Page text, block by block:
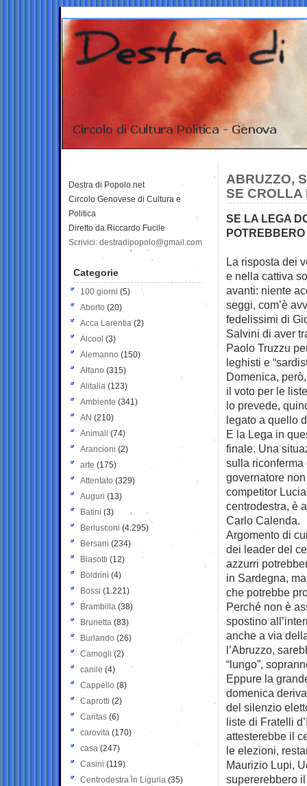
ABRUZZO,
SE CROLLA
SE LA LEGA
POTREBBERO
La risposta dei
e nella cattiva
avanti: niente
seggi, com’è
fedelissimi di
Salvini di aver
Paolo Truzzu
leghisti e
Domenica,
il voto per le
lo prevede,
legato a quello
E la Lega in
finale. Una
sulla
governatore
competitor
centrodestra, è
Carlo Calenda.
Argomento di
dei leader del
azzurri
in Sardegna,
che potrebbe
Perché non è
spostino
anche a via
l’Abruzzo,
“lungo”,
Eppure la
domenica
del silenzio
liste di Fratelli
attesterebbe il
le elezioni,
Maurizio Lupi,
supererebbero
Destra di Popolo.net
Circolo Genovese di Cultura e
Politica
Diretto da Riccardo Fucile
Scrivici: destradipopolo@gmail.com
Categorie
100 giorni (5)
Aborto (20)
Acca Larentia (2)
Alcool (3)
Alemanno (150)
Alfano (315)
Alitalia (123)
Ambiente (341)
AN (210)
Animali (74)
Arancioni (2)
arte (175)
Attentato (329)
Auguri (13)
Batini (3)
Berlusconi (4.295)
Bersani (234)
Biasotti (12)
Boldrini (4)
Bossi (1.221)
Brambilla (38)
Brunetta (83)
Burlando (26)
Camogli (2)
canile (4)
Cappello (8)
Caprotti (2)
Caritas (6)
carovita (170)
casa (247)
Casini (119)
Centrodestra in Liguria (35)